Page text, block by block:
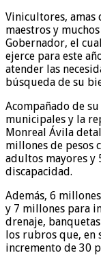
Vinicultores, amas
maestros y
Gobernador, el
ejerce para este
atender las
búsqueda de su
Acompañado de
municipales y la
Monreal Ávila
millones de pesos
adultos mayores y
discapacidad.
Además, 6
y 7 millones para
drenaje,
los rubros que, en
incremento de 30